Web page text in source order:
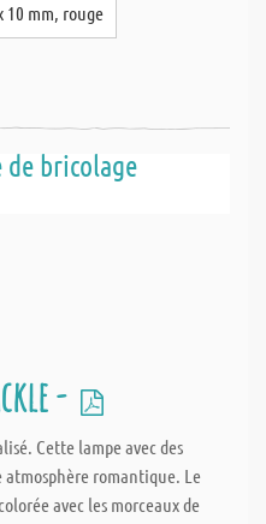
10 mm, rouge
de bricolage
-
Cette lampe avec des
atmosphère romantique. Le
avec les morceaux de